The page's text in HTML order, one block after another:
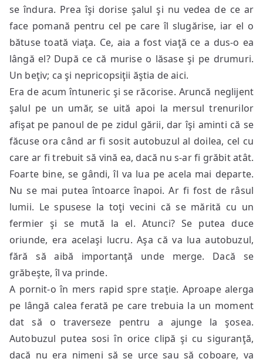
se îndura. Prea îşi dorise şalul şi nu vedea de ce ar
face pomană pentru cel pe care îl slugărise, iar el o
bătuse toată viaţa. Ce, aia a fost viaţă ce a dus-o ea
lângă el? După ce că murise o lăsase şi pe drumuri.
Un beţiv; ca şi nepricopsiţii ăştia de aici.
Era de acum întuneric şi se răcorise. Aruncă neglijent
şalul pe un umăr, se uită apoi la mersul trenurilor
afişat pe panoul de pe zidul gării, dar îşi aminti că se
făcuse ora când ar fi sosit autobuzul al doilea, cel cu
care ar fi trebuit să vină ea, dacă nu s-ar fi grăbit atât.
Foarte bine, se gândi, îl va lua pe acela mai departe.
Nu se mai putea întoarce înapoi. Ar fi fost de râsul
lumii. Le spusese la toţi vecini că se mărită cu un
fermier şi se mută la el. Atunci? Se putea duce
oriunde, era acelaşi lucru. Aşa că va lua autobuzul,
fără să aibă importanţă unde merge. Dacă se
grăbeşte, îl va prinde.
A pornit-o în mers rapid spre staţie. Aproape alerga
pe lângă calea ferată pe care trebuia la un moment
dat să o traverseze pentru a ajunge la şosea.
Autobuzul putea sosi în orice clipă şi cu siguranţă,
dacă nu era nimeni să se urce sau să coboare, va